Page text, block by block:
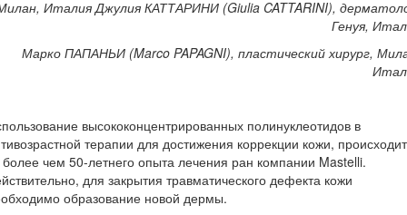
Италия Джулия КАТТАРИНИ (Giulia CATTARINI),
Генуя,
Марко ПАПАНЬИ (Marco PAPAGNI), пластический хирург,
высококонцентрированных полинуклеотидов в
терапии для достижения коррекции кожи, происходит
более чем 50-летнего опыта лечения ран компании Mastelli.
для закрытия травматического дефекта кожи
образование новой дермы.